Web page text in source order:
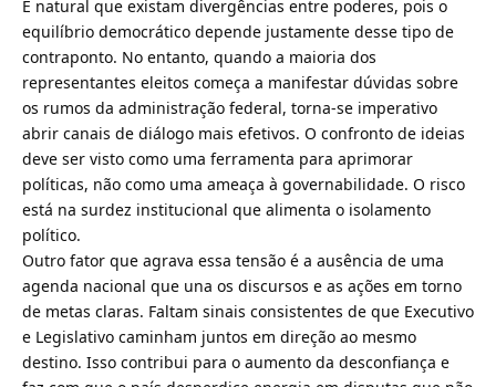
É natural que existam divergências entre poderes, pois o
equilíbrio democrático depende justamente desse tipo de
contraponto. No entanto, quando a maioria dos
representantes eleitos começa a manifestar dúvidas sobre
os rumos da administração federal, torna-se imperativo
abrir canais de diálogo mais efetivos. O confronto de ideias
deve ser visto como uma ferramenta para aprimorar
políticas, não como uma ameaça à governabilidade. O risco
está na surdez institucional que alimenta o isolamento
político.
Outro fator que agrava essa tensão é a ausência de uma
agenda nacional que una os discursos e as ações em torno
de metas claras. Faltam sinais consistentes de que Executivo
e Legislativo caminham juntos em direção ao mesmo
destino. Isso contribui para o aumento da desconfiança e